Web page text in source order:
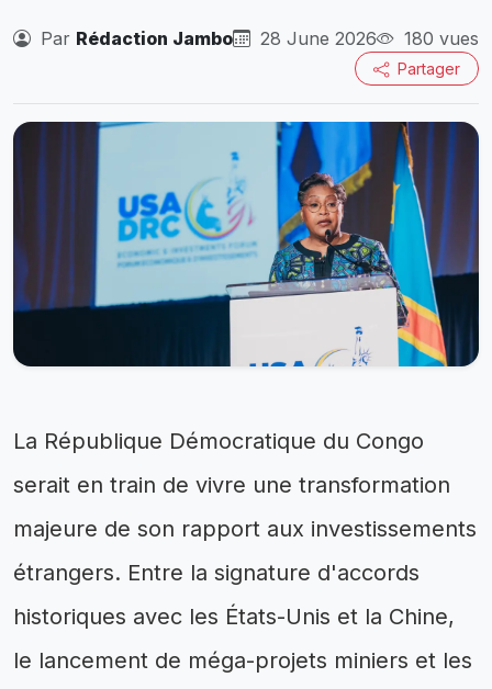
Par Rédaction Jambo 28 June 2026 180 vues
Partager
La République Démocratique du Congo
serait en train de vivre une transformation
majeure de son rapport aux investissements
étrangers. Entre la signature d'accords
historiques avec les États-Unis et la Chine,
le lancement de méga-projets miniers et les